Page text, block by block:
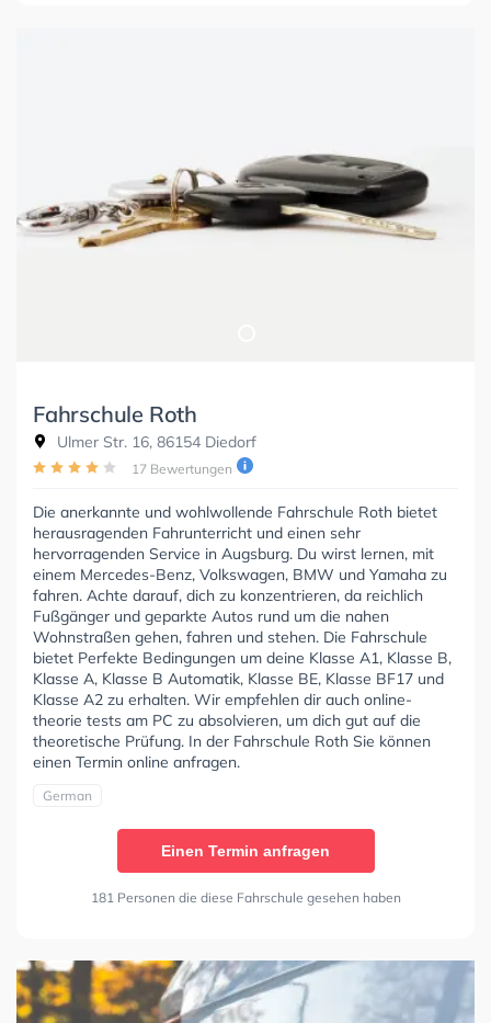
Fahrschule Roth
Ulmer Str. 16, 86154 Diedorf
17 Bewertungen
Die anerkannte und wohlwollende Fahrschule Roth bietet
herausragenden Fahrunterricht und einen sehr
hervorragenden Service in Augsburg. Du wirst lernen, mit
einem Mercedes-Benz, Volkswagen, BMW und Yamaha zu
fahren. Achte darauf, dich zu konzentrieren, da reichlich
Fußgänger und geparkte Autos rund um die nahen
Wohnstraßen gehen, fahren und stehen. Die Fahrschule
bietet Perfekte Bedingungen um deine Klasse A1, Klasse B,
Klasse A, Klasse B Automatik, Klasse BE, Klasse BF17 und
Klasse A2 zu erhalten. Wir empfehlen dir auch online-
theorie tests am PC zu absolvieren, um dich gut auf die
theoretische Prüfung. In der Fahrschule Roth Sie können
einen Termin online anfragen.
German
Einen Termin anfragen
181 Personen die diese Fahrschule gesehen haben